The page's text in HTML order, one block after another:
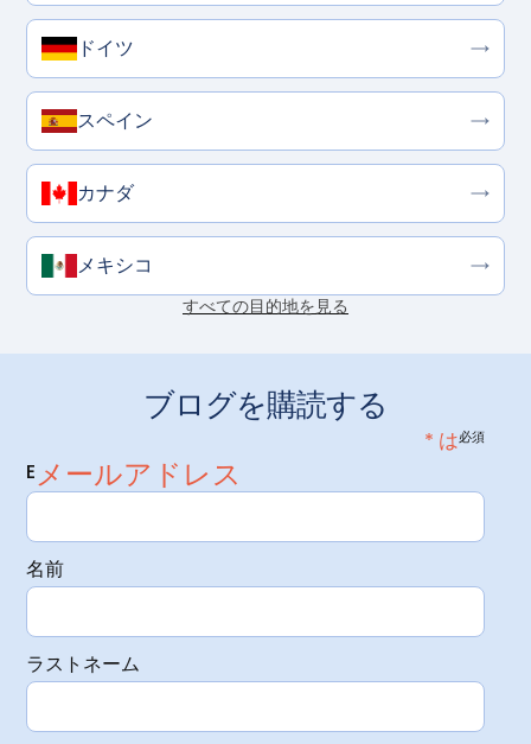
ドイツ
スペイン
カナダ
メキシコ
すべての目的地を見る
ブログを購読する
* は必須
Eメールアドレス
名前
ラストネーム